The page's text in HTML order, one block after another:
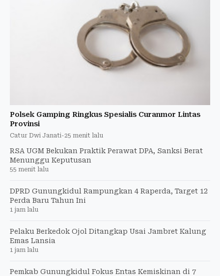
Polsek Gamping Ringkus Spesialis Curanmor Lintas
Provinsi
Catur Dwi Janati-25 menit lalu
RSA UGM Bekukan Praktik Perawat DPA, Sanksi Berat
Menunggu Keputusan
55 menit lalu
DPRD Gunungkidul Rampungkan 4 Raperda, Target 12
Perda Baru Tahun Ini
1 jam lalu
Pelaku Berkedok Ojol Ditangkap Usai Jambret Kalung
Emas Lansia
1 jam lalu
Pemkab Gunungkidul Fokus Entas Kemiskinan di 7